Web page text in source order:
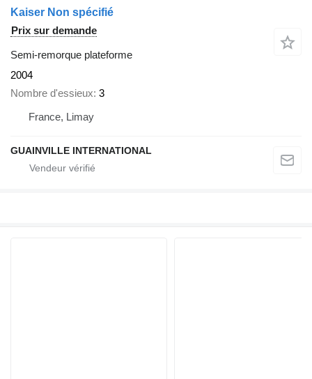
Kaiser Non spécifié
Prix sur demande
Semi-remorque plateforme
2004
Nombre d'essieux 3
France, Limay
GUAINVILLE INTERNATIONAL